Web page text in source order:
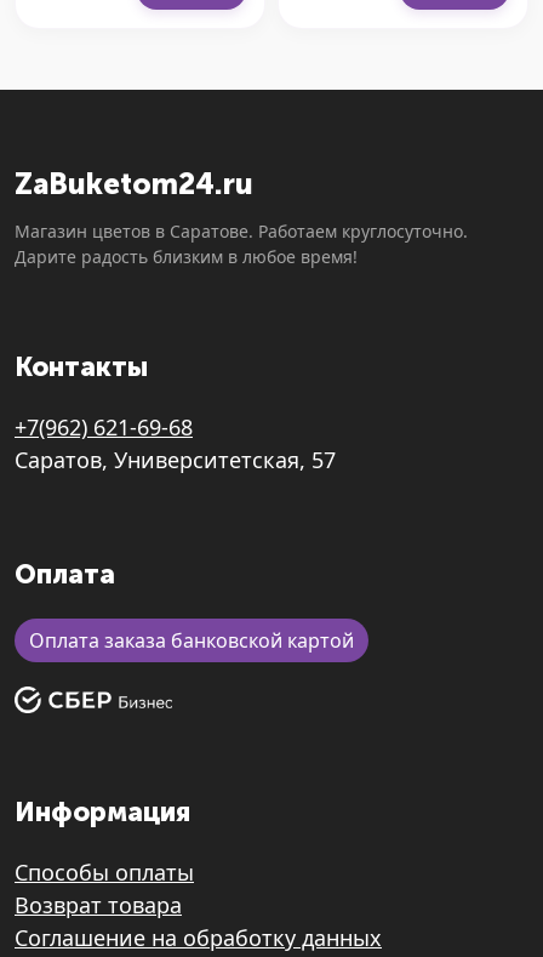
ZaBuketom24.ru
Магазин цветов в Саратове. Работаем круглосуточно.
Дарите радость близким в любое время!
Контакты
+7(962) 621-69-68
Саратов, Университетская, 57
Оплата
Оплата заказа банковской картой
Информация
Способы оплаты
Возврат товара
Соглашение на обработку данных